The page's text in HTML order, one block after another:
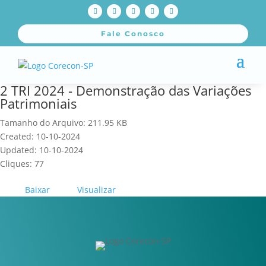
Fale Conosco
2 TRI 2024 - Demonstração das Variações
Patrimoniais
Tamanho do Arquivo: 211.95 KB
Created: 10-10-2024
Updated: 10-10-2024
Cliques: 77
Baixar Visualizar